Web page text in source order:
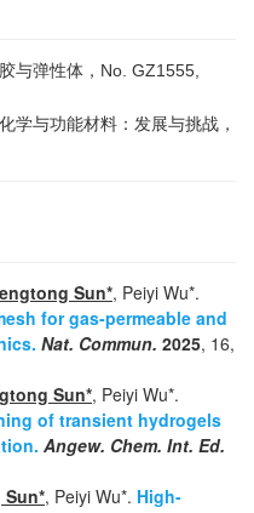
与弹性体，No. GZ1555,
学与功能材料：发展与挑战，
Sun*, Peiyi Wu*.
for gas-permeable and
Nat. Commun. 2025, 16,
Sun*, Peiyi Wu*.
of transient hydrogels
Angew. Chem. Int. Ed.
, Peiyi Wu*. High-